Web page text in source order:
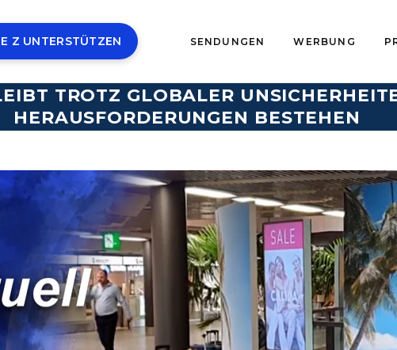
Z UNTERSTÜTZEN SENDUNGEN WERBUNG
TROTZ GLOBALER
HERAUSFORDERUNGEN BESTEHEN